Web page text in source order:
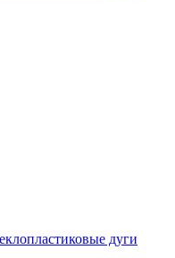
дуги